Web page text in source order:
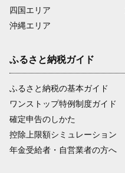
四国エリア
沖縄エリア
ふるさと納税ガイド
ふるさと納税の基本ガイド
ワンストップ特例制度ガイド
確定申告のしかた
控除上限額シミュレーション
年金受給者・自営業者の方へ